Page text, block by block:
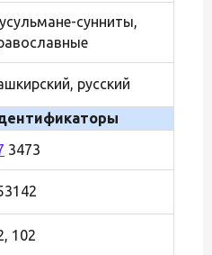
сунниты,
русский
3473
102